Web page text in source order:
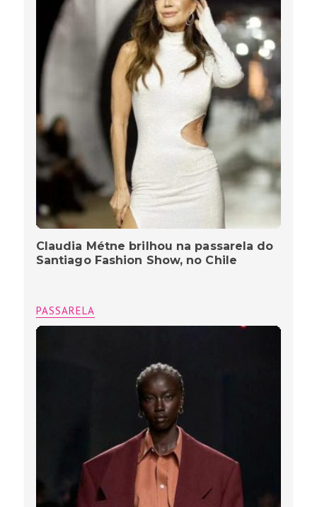
Claudia Métne brilhou na passarela do
Santiago Fashion Show, no Chile
PASSARELA